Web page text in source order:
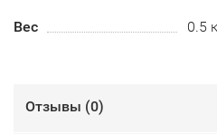
Вес 0.5
Отзывы (0)